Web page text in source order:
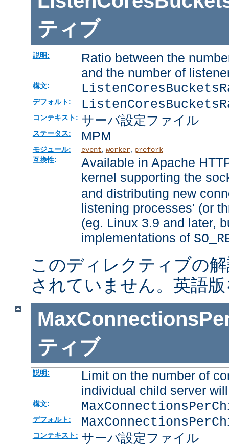
ティブ
説明:
Ratio between the
and the number of
構文:
デフォルト:
コンテキスト: サーバ設定ファイル
ステータス: MPM
モジュール: event worker, prefork
互換性:
Available in Apache
kernel supporting the
and distributing new
listening processes' (or
(eg. Linux 3.9 and later,
implementations of
このディレクティブの
されていません。英語
ティブ
説明:
Limit on the number of
individual child server
構文:
デフォルト:
コンテキスト: サーバ設定ファイル